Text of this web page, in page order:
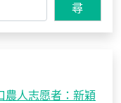
尋
農人志愿者：新穎